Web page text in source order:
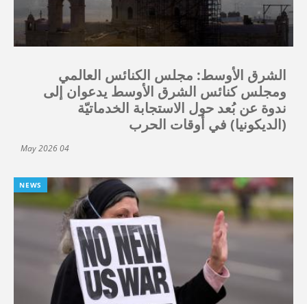
الشرق الأوسط: مجلس الكنائس العالمي
ومجلس كنائس الشرق الأوسط يدعوان إلى
ندوة عن بُعد حول الاستجابة الخدماتيّة
(الديكونيا) في أوقات الحرب
04 May 2026
NEWS